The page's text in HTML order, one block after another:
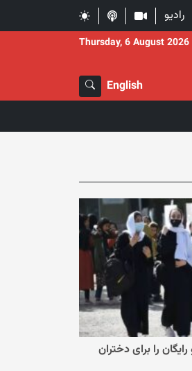
رادیو
Thursday, 6 August 2026
English
را برای دختران